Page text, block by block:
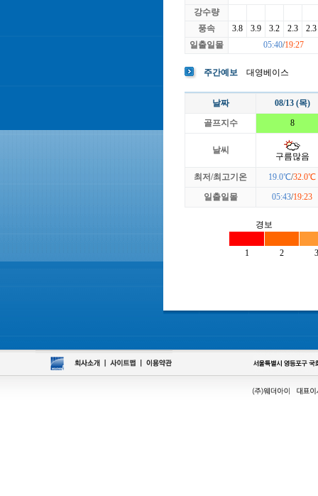
강수량
풍속
3.8 3.9 3.2 2.3
2.3
일출일몰
05:40/19:27
주간예보 대영베이스
날짜
08/13 (목)
골프지수
8
날씨
구름많음
최저/최고기온 19.0℃/32.0℃
일출일몰
05:43/19:23
경보
1 2 3